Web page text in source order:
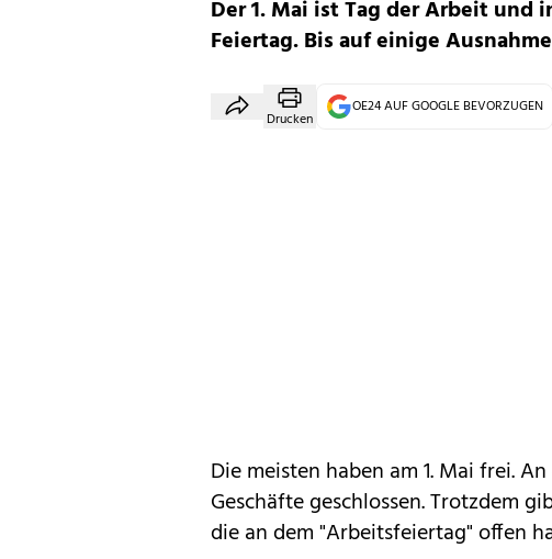
Der 1. Mai ist Tag der Arbeit und
Feiertag. Bis auf einige
Drucken
OE24 AUF GOOGLE BEVORZUGEN
Die meisten haben am 1. Mai frei.
Geschäfte geschlossen. Trotzdem
die an dem "Arbeitsfeiertag" offen